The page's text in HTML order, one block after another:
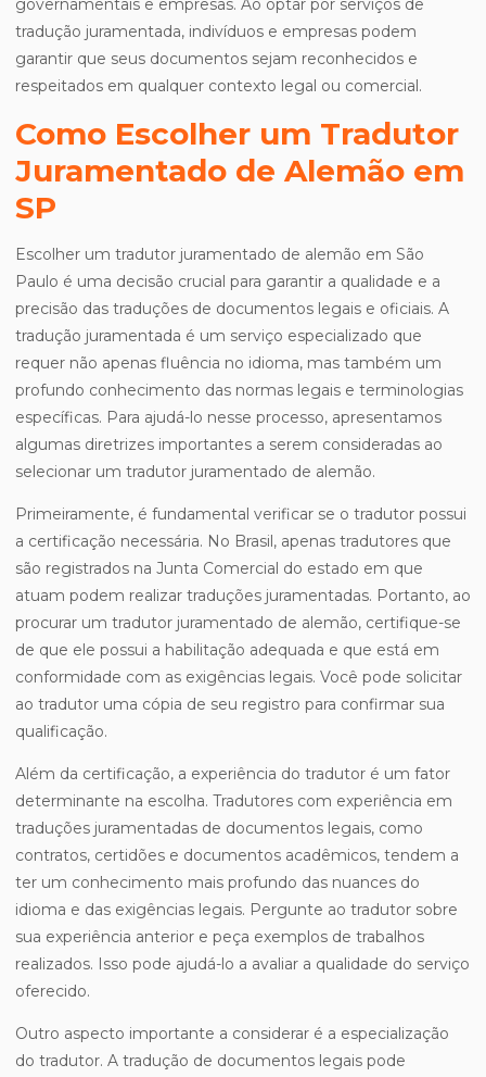
governamentais e empresas. Ao optar por serviços de
tradução juramentada, indivíduos e empresas podem
garantir que seus documentos sejam reconhecidos e
respeitados em qualquer contexto legal ou comercial.
Como Escolher um Tradutor
Juramentado de Alemão em
SP
Escolher um tradutor juramentado de alemão em São
Paulo é uma decisão crucial para garantir a qualidade e a
precisão das traduções de documentos legais e oficiais. A
tradução juramentada é um serviço especializado que
requer não apenas fluência no idioma, mas também um
profundo conhecimento das normas legais e terminologias
específicas. Para ajudá-lo nesse processo, apresentamos
algumas diretrizes importantes a serem consideradas ao
selecionar um tradutor juramentado de alemão.
Primeiramente, é fundamental verificar se o tradutor possui
a certificação necessária. No Brasil, apenas tradutores que
são registrados na Junta Comercial do estado em que
atuam podem realizar traduções juramentadas. Portanto, ao
procurar um tradutor juramentado de alemão, certifique-se
de que ele possui a habilitação adequada e que está em
conformidade com as exigências legais. Você pode solicitar
ao tradutor uma cópia de seu registro para confirmar sua
qualificação.
Além da certificação, a experiência do tradutor é um fator
determinante na escolha. Tradutores com experiência em
traduções juramentadas de documentos legais, como
contratos, certidões e documentos acadêmicos, tendem a
ter um conhecimento mais profundo das nuances do
idioma e das exigências legais. Pergunte ao tradutor sobre
sua experiência anterior e peça exemplos de trabalhos
realizados. Isso pode ajudá-lo a avaliar a qualidade do serviço
oferecido.
Outro aspecto importante a considerar é a especialização
do tradutor. A tradução de documentos legais pode